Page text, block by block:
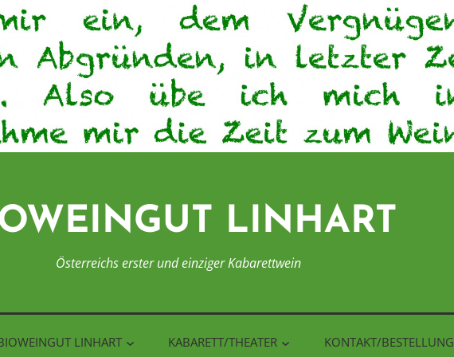
LINHART
Österreichs erster und einziger Kabarettwein
LINHART KABARETT/THEATER KONTAKT/BESTELLUNG